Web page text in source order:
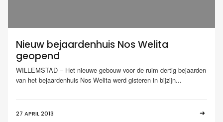
Nieuw bejaardenhuis Nos Welita
geopend
WILLEMSTAD – Het nieuwe gebouw voor de ruim dertig bejaarden
van het bejaardenhuis Nos Welita werd gisteren in bijzijn...
27 APRIL 2013